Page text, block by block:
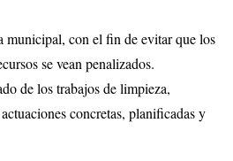
municipal, con el fin de evitar que los
se vean penalizados.
de los trabajos de limpieza,
concretas, planificadas y